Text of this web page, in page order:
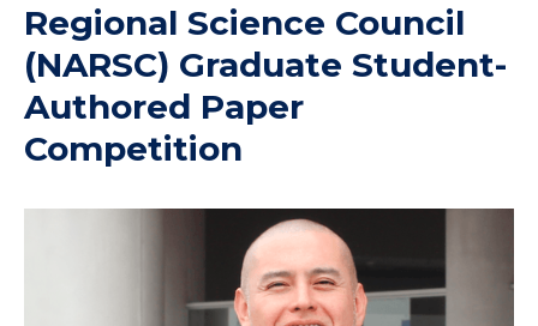
Regional Science Council
(NARSC) Graduate Student-
Authored Paper
Competition